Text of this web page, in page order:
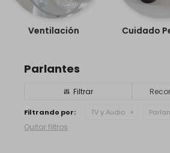
Ventilación Cuidado
Parlantes
Filtrando por: TV y Audio
Quitar filtros